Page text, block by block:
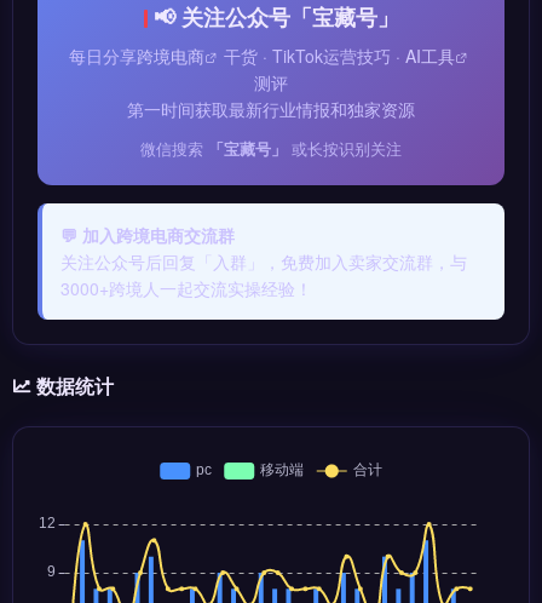
📢 关注公众号「宝藏号」
每日分享跨境电商 干货 · TikTok运营技巧 · AI工具
测评
第一时间获取最新行业情报和独家资源
微信搜索 「宝藏号」 或长按识别关注
💬 加入跨境电商交流群
关注公众号后回复「入群」，免费加入卖家交流群，与
3000+跨境人一起交流实操经验！
数据统计